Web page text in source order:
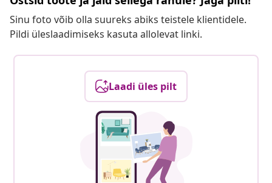
Sinu foto võib olla suureks abiks teistele klientidele.
Pildi üleslaadimiseks kasuta allolevat linki.
Laadi üles pilt